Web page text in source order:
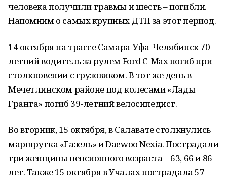
человека получили травмы и шесть – погибли.
Напомним о самых крупных ДТП за этот период.
14 октября на трассе Самара-Уфа-Челябинск 70-
летний водитель за рулем Ford C-Mах погиб при
столкновении с грузовиком. В тот же день в
Мечетлинском районе под колесами «Лады
Гранта» погиб 39-летний велосипедист.
Во вторник, 15 октября, в Салавате столкнулись
маршрутка «Газель» и Daewoo Nexia. Пострадали
три женщины пенсионного возраста – 63, 66 и 86
лет. Также 15 октября в Учалах пострадала 57-